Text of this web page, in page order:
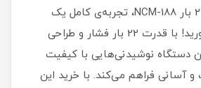
با اسپرسوساز نوا 22 بار NCM-188، تجربه‌ی کامل یک
کافه را به خانه بیاورید! با قدرت 22 بار فشار و طراحی
نوشیدنی‌هایی با کیفیت
آسانی فراهم می‌کند. با خرید این